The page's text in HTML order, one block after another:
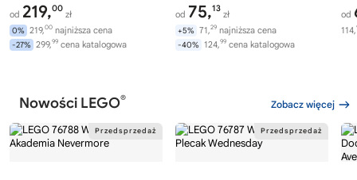
od 219,00
zł
0% 219,00 najniższa cena
-27% 299,99 cena katalogowa
od 75,13
zł
+5% 71,29 najniższa cena
-40% 124,99 cena katalogowa
od
114,
Nowości LEGO® Zobacz więcej